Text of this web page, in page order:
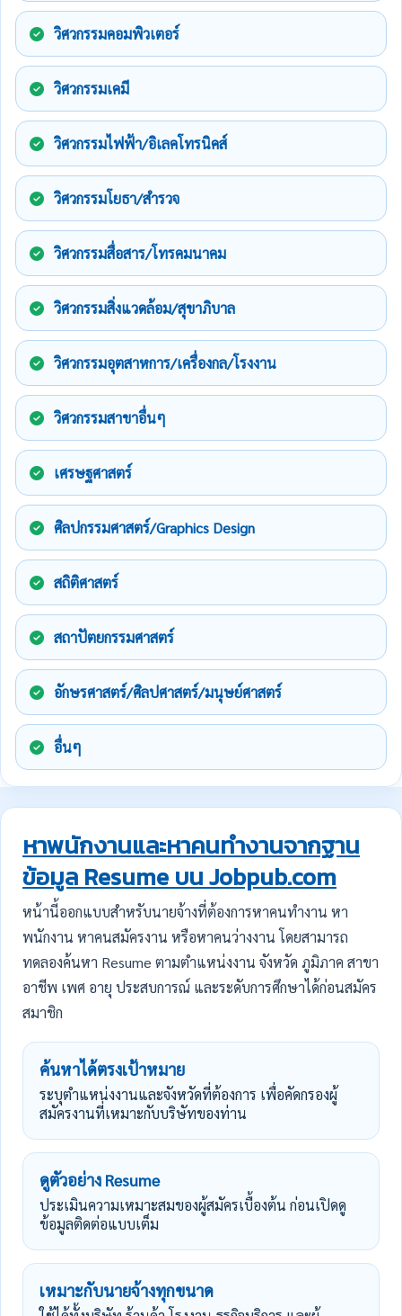
วิศวกรรมคอมพิวเตอร์
วิศวกรรมเคมี
วิศวกรรมไฟฟ้า/อิเลคโทรนิคส์
วิศวกรรมโยธา/สำรวจ
วิศวกรรมสื่อสาร/โทรคมนาคม
วิศวกรรมสิ่งแวดล้อม/สุขาภิบาล
วิศวกรรมอุตสาหการ/เครื่องกล/โรงงาน
วิศวกรรมสาขาอื่นๆ
เศรษฐศาสตร์
ศิลปกรรมศาสตร์/Graphics Design
สถิติศาสตร์
สถาปัตยกรรมศาสตร์
อักษรศาสตร์/ศิลปศาสตร์/มนุษย์ศาสตร์
อื่นๆ
หาพนักงานและหาคนทำงานจากฐาน
ข้อมูล Resume บน Jobpub.com
หน้านี้ออกแบบสำหรับนายจ้างที่ต้องการหาคนทำงาน หา
พนักงาน หาคนสมัครงาน หรือหาคนว่างงาน โดยสามารถ
ทดลองค้นหา Resume ตามตำแหน่งงาน จังหวัด ภูมิภาค สาขา
อาชีพ เพศ อายุ ประสบการณ์ และระดับการศึกษาได้ก่อนสมัคร
สมาชิก
ค้นหาได้ตรงเป้าหมาย
ระบุตำแหน่งงานและจังหวัดที่ต้องการ เพื่อคัดกรองผู้
สมัครงานที่เหมาะกับบริษัทของท่าน
ดูตัวอย่าง Resume
ประเมินความเหมาะสมของผู้สมัครเบื้องต้น ก่อนเปิดดู
ข้อมูลติดต่อแบบเต็ม
เหมาะกับนายจ้างทุกขนาด